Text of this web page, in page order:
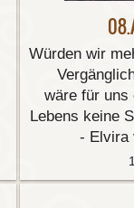
Würden wir
wäre für uns
Lebens keine
- Elvira